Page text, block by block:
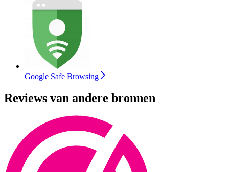
Google Safe Browsing
Reviews van andere bronnen